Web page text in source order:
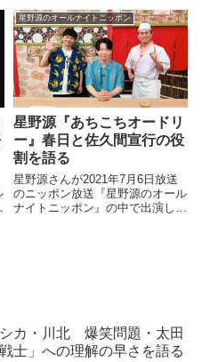
していました。（星野源）大阪府
の方。（メールを読む）「ニンテ
ンドークラシックミニファミコ
ン、買いましたか？ 懐かしすぎ
て...
星野源のオールナイトニッポン
星野源『あちこちオードリ
ー』春日と佐久間宣行の役
割を語る
星野源さんが2021年7月6日放送
のニッポン放送『星野源のオール
ナイトニッポン』の中で出演した
カ・川北 爆笑問題・太田
士」への理解の早さを語る